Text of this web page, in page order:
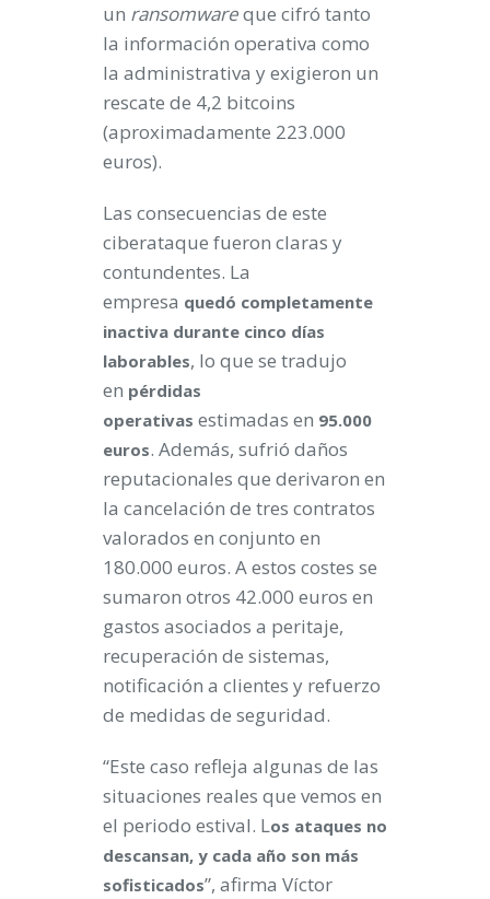
un ransomwareque cifró tanto
la información operativa como
la administrativa y exigieron un
rescate de 4,2 bitcoins
(aproximadamente 223.000
euros).
Las consecuencias de este
ciberataque fueron claras y
contundentes. La
empresa quedó completamente
inactiva durante cinco días
laborables, lo que se tradujo
en pérdidas
operativas estimadas en 95.000
euros. Además, sufrió daños
reputacionales que derivaron en
la cancelación de tres contratos
valorados en conjunto en
180.000 euros. A estos costes se
sumaron otros 42.000 euros en
gastos asociados a peritaje,
recuperación de sistemas,
notificación a clientes y refuerzo
de medidas de seguridad.
“Este caso refleja algunas de las
situaciones reales que vemos en
el periodo estival. Los ataques no
descansan, y cada año son más
sofisticados”, afirma Víctor